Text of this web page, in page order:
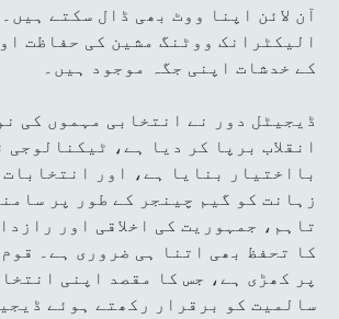
آن لائن اپنا ووٹ بھی ڈال سکتے
الیکٹرانک ووٹنگ مشین کی حفاظت
کے خدشات اپنی جگہ موجود ہیں۔
ڈیجیٹل دور نے انتخابی مہموں کی
انقلاب برپا کر دیا ہے، ٹیکنالوجی
بااختیار بنایا ہے، اور
زہانت کو گیم چینجر کے طور پر
تاہم، جمہوریت کی اخلاقی اور
کا تحفظ بھی اتنا ہی ضروری ہے۔
پر کھڑی ہے، جس کا مقصد اپنی
سالمیت کو برقرار رکھتے ہوئے